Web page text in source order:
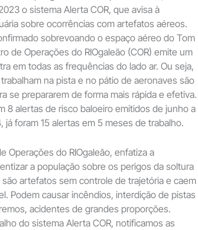
o sistema Alerta COR, que avisa à
sobre ocorrências com artefatos aéreos.
sobrevoando o espaço aéreo do Tom
de Operações do RIOgaleão (COR) emite um
em todas as frequências do lado ar. Ou seja,
na pista e no pátio de aeronaves são
se prepararem de forma mais rápida e efetiva.
8 alertas de risco baloeiro emitidos de junho a
já foram 15 alertas em 5 meses de trabalho.
Operações do RIOgaleão, enfatiza a
a população sobre os perigos da soltura
são artefatos sem controle de trajetória e caem
Podem causar incêndios, interdição de pistas
acidentes de grandes proporções.
do sistema Alerta COR, notificamos as